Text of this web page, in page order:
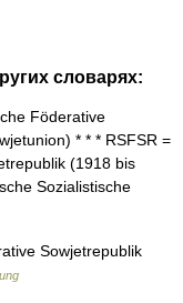
словарях:
Föderative
* * * RSFSR =
(1918 bis
Sozialistische
Sowjetrepublik